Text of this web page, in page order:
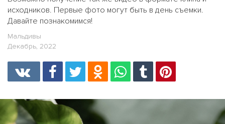
исходников. Первые фото могут быть в день съемки.
Давайте познакомимся!
Мальдивы
Декабрь, 2022